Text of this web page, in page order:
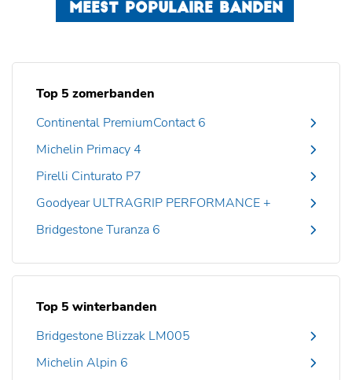
MEEST POPULAIRE BANDEN
Top 5 zomerbanden
Continental PremiumContact 6
Michelin Primacy 4
Pirelli Cinturato P7
Goodyear ULTRAGRIP PERFORMANCE +
Bridgestone Turanza 6
Top 5 winterbanden
Bridgestone Blizzak LM005
Michelin Alpin 6